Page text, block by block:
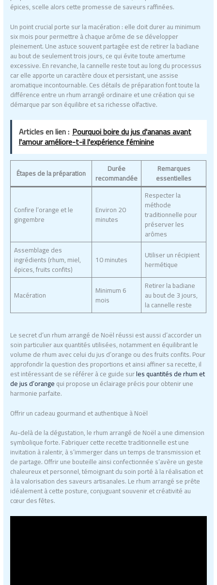
épices, scelle alors cette promesse de saveurs raffinées.
Un point crucial porte sur la macération : elle doit durer au minimum
six mois pour permettre à chaque arôme de se développer
pleinement. Une astuce souvent partagée est de retirer la badiane
au bout de seulement trois jours, ce qui évite toute amertume
excessive. En revanche, la cannelle reste tout au long du processus
car elle apporte un caractère doux et persistant, une assise
aromatique incontournable. Ces détails de préparation font toute la
différence entre un rhum arrangé ordinaire et une création qui se
démarque par son équilibre et sa richesse olfactive.
Articles en lien : Pourquoi boire du jus d'ananas avant
l'amour améliore-t-il l'expérience féminine
Étapes de la préparation Durée
recommandée
Remarques
essentielles
Confire l’orange et le
gingembre
Environ 20
minutes
Respecter la
méthode
traditionnelle pour
préserver les
arômes
Assemblage des
ingrédients (rhum, miel,
épices, fruits confits)
10 minutes Utiliser un récipient
hermétique
Macération Minimum 6
mois
Retirer la badiane
au bout de 3 jours,
la cannelle reste
Le secret d’un rhum arrangé de Noël réussi est aussi d’accorder un
soin particulier aux quantités utilisées, notamment en équilibrant le
volume de rhum avec celui du jus d’orange ou des fruits confits. Pour
approfondir la question des proportions et ainsi affiner sa recette, il
est intéressant de se référer à ce guide surles quantités de rhum et
de jus d’orangequi propose un éclairage précis pour obtenir une
harmonie parfaite.
Offrir un cadeau gourmand et authentique à Noël
Au-delà de la dégustation, le rhum arrangé de Noël a une dimension
symbolique forte. Fabriquer cette recette traditionnelle est une
invitation à ralentir, à s’immerger dans un temps de transmission et
de partage. Offrir une bouteille ainsi confectionnée s’avère un geste
chaleureux et personnel, témoignant du soin porté à la réalisation et
à la valorisation des saveurs artisanales. Le rhum arrangé se prête
idéalement à cette posture, conjuguant souvenir et créativité au
cœur des fêtes.